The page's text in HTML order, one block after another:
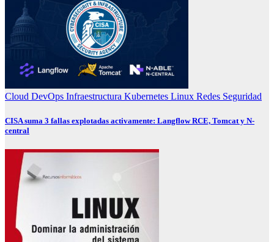
Cloud DevOps Infraestructura Kubernetes Linux Redes Seguridad
CISA suma 3 fallas explotadas activamente: Langflow RCE, Tomcat y N-
central